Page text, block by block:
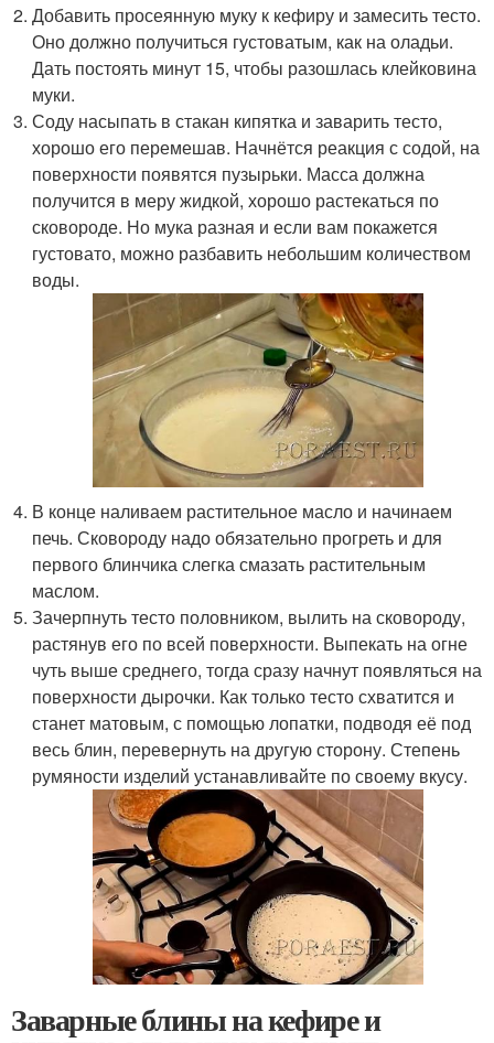
Добавить просеянную муку к кефиру и замесить тесто.
Оно должно получиться густоватым, как на оладьи.
Дать постоять минут 15, чтобы разошлась клейковина
муки.
Соду насыпать в стакан кипятка и заварить тесто,
хорошо его перемешав. Начнётся реакция с содой, на
поверхности появятся пузырьки. Масса должна
получится в меру жидкой, хорошо растекаться по
сковороде. Но мука разная и если вам покажется
густовато, можно разбавить небольшим количеством
воды.
В конце наливаем растительное масло и начинаем
печь. Сковороду надо обязательно прогреть и для
первого блинчика слегка смазать растительным
маслом.
Зачерпнуть тесто половником, вылить на сковороду,
растянув его по всей поверхности. Выпекать на огне
чуть выше среднего, тогда сразу начнут появляться на
поверхности дырочки. Как только тесто схватится и
станет матовым, с помощью лопатки, подводя её под
весь блин, перевернуть на другую сторону. Степень
румяности изделий устанавливайте по своему вкусу.
Заварные блины на кефире и